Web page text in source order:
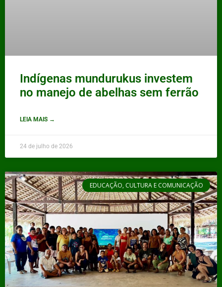
Indígenas mundurukus investem
no manejo de abelhas sem ferrão
LEIA MAIS →
24 de julho de 2026
EDUCAÇÃO, CULTURA E COMUNICAÇÃO